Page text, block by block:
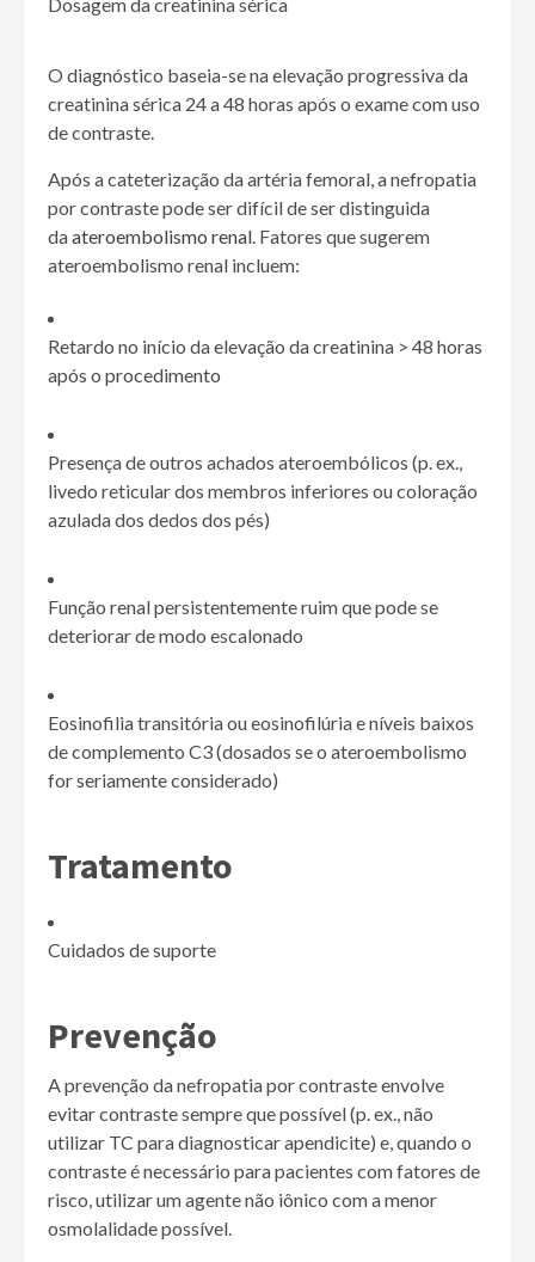
Dosagem da creatinina sérica
O diagnóstico baseia-se na elevação progressiva da
creatinina sérica 24 a 48 horas após o exame com uso
de contraste.
Após a cateterização da artéria femoral, a nefropatia
por contraste pode ser difícil de ser distinguida
daateroembolismo renal. Fatores que sugerem
ateroembolismo renal incluem:
Retardo no início da elevação da creatinina > 48 horas
após o procedimento
Presença de outros achados ateroembólicos (p. ex.,
livedo reticular dos membros inferiores ou coloração
azulada dos dedos dos pés)
Função renal persistentemente ruim que pode se
deteriorar de modo escalonado
Eosinofilia transitória ou eosinofilúria e níveis baixos
de complemento C3 (dosados se o ateroembolismo
for seriamente considerado)
Tratamento
Cuidados de suporte
Prevenção
A prevenção da nefropatia por contraste envolve
evitar contraste sempre que possível (p. ex., não
utilizar TC para diagnosticar apendicite) e, quando o
contraste é necessário para pacientes com fatores de
risco, utilizar um agente não iônico com a menor
osmolalidade possível.